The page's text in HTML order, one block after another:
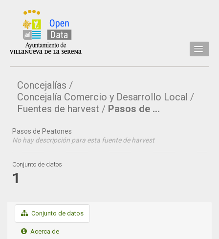
Inicio
Datos
Conjuntos de datos
Temáticas
Acerca de
Noticias
Apps
Concejalías
Concejalía Comercio y Desarrollo Local
Fuentes de harvest
Pasos de ...
Pasos de Peatones
No hay descripción para esta fuente de harvest
Conjunto de datos
1
Conjunto de datos
Acerca de